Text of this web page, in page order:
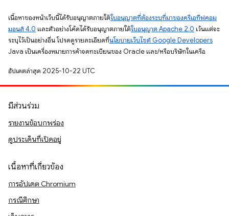
เนื้อหาของหน้าเว็บนี้ได้รับอนุญาตภายใต้ใบอนุญาตที่ต้องระบุที่มาของครีเอทีฟคอม
มอนส์ 4.0 และตัวอย่างโค้ดได้รับอนุญาตภายใต้ใบอนุญาต Apache 2.0 เว้นแต่จะ
ระบุไว้เป็นอย่างอื่น โปรดดูรายละเอียดที่นโยบายเว็บไซต์ Google Developers
Java เป็นเครื่องหมายการค้าจดทะเบียนของ Oracle และ/หรือบริษัทในเครือ
อัปเดตล่าสุด 2025-10-22 UTC
มีส่วนร่วม
รายงานข้อบกพร่อง
ดูประเด็นที่เปิดอยู่
เนื้อหาที่เกี่ยวข้อง
การอัปเดต Chromium
กรณีศึกษา